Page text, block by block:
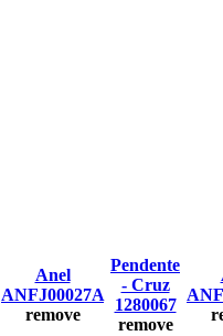
Anel
ANFJ00027A
remove
Pendente
- Cruz
1280067
remove